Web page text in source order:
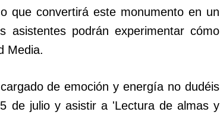
que convertirá este monumento en un
asistentes podrán experimentar cómo
Media.
de emoción y energía no dudéis
de julio y asistir a 'Lectura de almas y